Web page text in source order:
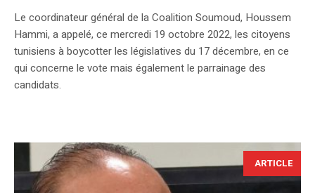
Le coordinateur général de la Coalition Soumoud, Houssem
Hammi, a appelé, ce mercredi 19 octobre 2022, les citoyens
tunisiens à boycotter les législatives du 17 décembre, en ce
qui concerne le vote mais également le parrainage des
candidats.
ARTICLE